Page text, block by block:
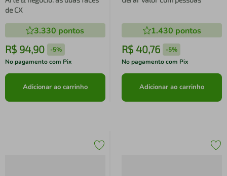
de CX
3.330 pontos
R$ 94,90 -5%
No pagamento com Pix
Adicionar ao carrinho
1.430 pontos
R$ 40,76 -5%
No pagamento com Pix
Adicionar ao carrinho